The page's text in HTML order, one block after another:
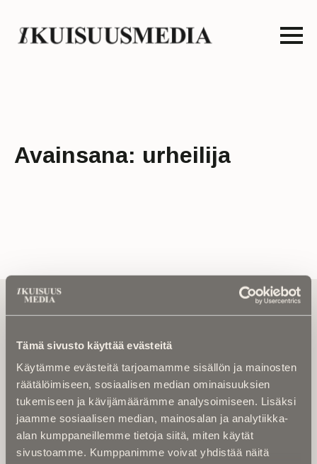
Tämä sivusto käyttää evästeitä
Käytämme evästeitä tarjoamamme sisällön ja mainosten
räätälöimiseen, sosiaalisen median ominaisuuksien
tukemiseen ja kävijämäärämme analysoimiseen. Lisäksi
jaamme sosiaalisen median, mainosalan ja analytiikka-
alan kumppaneillemme tietoja siitä, miten käytät
sivustoamme. Kumppanimme voivat yhdistää näitä
Avainsana: urheilija
Tilaa uutiskirje - Pääset heti parhaiden
artikkelien pariin!
Kirjoita alle sähköpostiosoitteesi niin saat kaksi kertaa
etteivät kiinnostavat artikkelit jää huomaamatta.
Uutiskirje on maksuton eikä se velvoita mihinkään.
Kirjoita tähän sähköpostiosoite, johon haluat uutiskirjeen
tulevan: